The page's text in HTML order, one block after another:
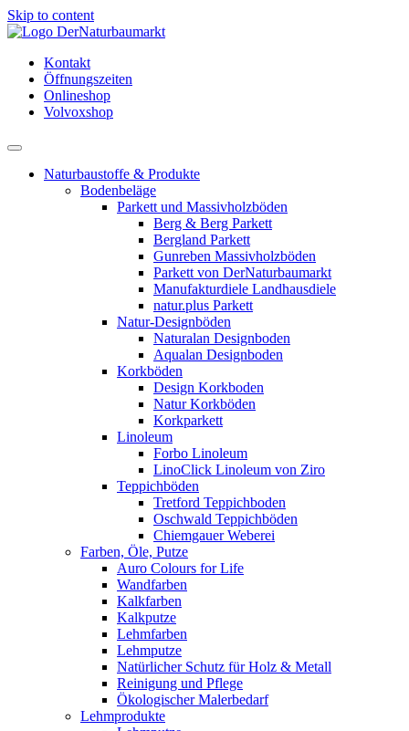
Skip to content
Kontakt
Öffnungszeiten
Onlineshop
Volvoxshop
Naturbaustoffe & Produkte
Bodenbeläge
Parkett und Massivholzböden
Berg & Berg Parkett
Bergland Parkett
Gunreben Massivholzböden
Parkett von DerNaturbaumarkt
Manufakturdiele Landhausdiele
natur.plus Parkett
Natur-Designböden
Naturalan Designboden
Aqualan Designboden
Korkböden
Design Korkboden
Natur Korkböden
Korkparkett
Linoleum
Forbo Linoleum
LinoClick Linoleum von Ziro
Teppichböden
Tretford Teppichboden
Oschwald Teppichböden
Chiemgauer Weberei
Farben, Öle, Putze
Auro Colours for Life
Wandfarben
Kalkfarben
Kalkputze
Lehmfarben
Lehmputze
Natürlicher Schutz für Holz & Metall
Reinigung und Pflege
Ökologischer Malerbedarf
Lehmprodukte